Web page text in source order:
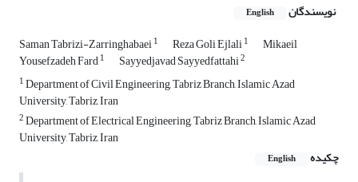
نویسندگان English
Saman Tabrizi-Zarringhabaei1 Reza Goli Ejlali1 Mikaeil
Yousefzadeh Fard1 Sayyedjavad Sayyedfattahi2
1Department of Civil Engineering, Tabriz Branch, Islamic Azad
University, Tabriz, Iran
2Department of Electrical Engineering, Tabriz Branch, Islamic Azad
University, Tabriz, Iran
چکیده
English